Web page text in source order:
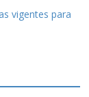
vigentes para